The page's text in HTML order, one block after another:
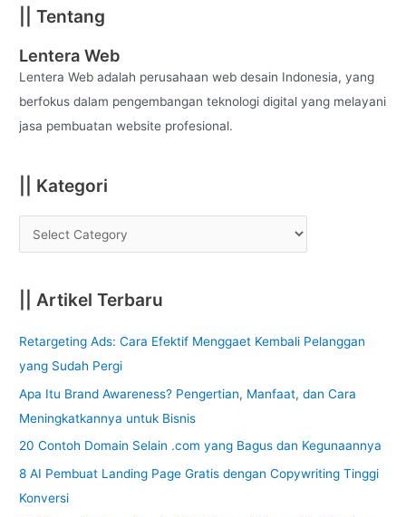
r
c
h
f
o
|| Tentang
Lentera Web
Lentera Web adalah perusahaan web desain Indonesia, yang
berfokus dalam pengembangan teknologi digital yang melayani
jasa pembuatan website profesional.
|| Kategori
|| Artikel Terbaru
Retargeting Ads: Cara Efektif Menggaet Kembali Pelanggan
yang Sudah Pergi
Apa Itu Brand Awareness? Pengertian, Manfaat, dan Cara
Meningkatkannya untuk Bisnis
20 Contoh Domain Selain .com yang Bagus dan Kegunaannya
8 AI Pembuat Landing Page Gratis dengan Copywriting Tinggi
Konversi